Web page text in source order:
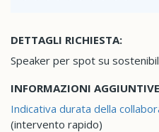
DETTAGLI RICHIESTA:
Speaker per spot su
INFORMAZIONI
Indicativa durata della
(intervento rapido)